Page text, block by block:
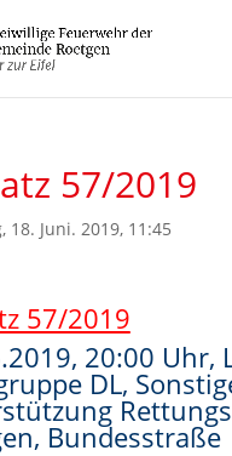
57/2019
18. Juni. 2019, 11:45
57/2019
20:00 Uhr,
DL,
Bundesstraße